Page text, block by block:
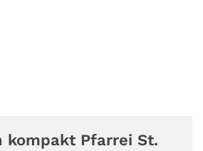
kompakt Pfarrei St.